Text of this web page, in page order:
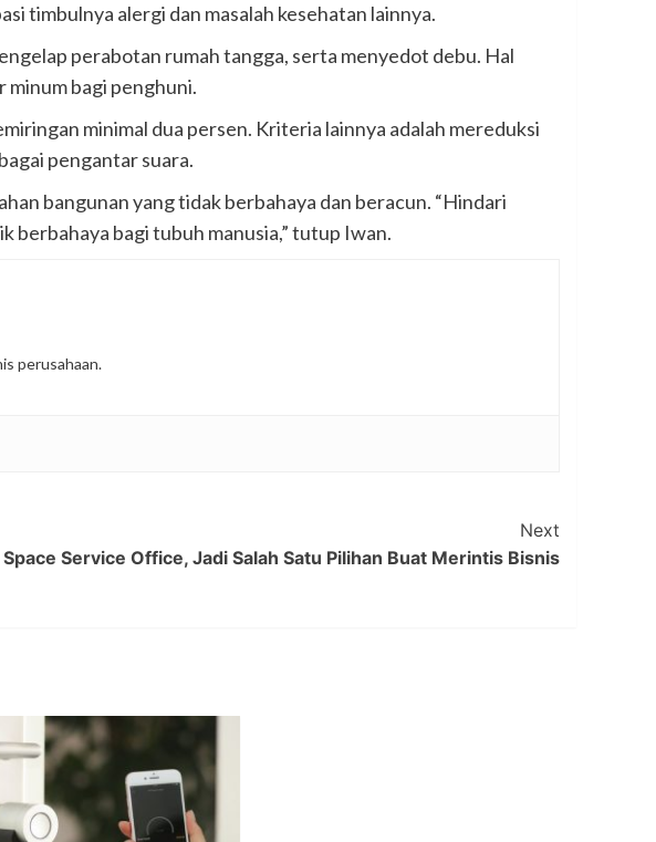
timbulnya alergi dan masalah kesehatan lainnya.
perabotan rumah tangga, serta menyedot debu. Hal
minum bagi penghuni.
minimal dua persen. Kriteria lainnya adalah mereduksi
pengantar suara.
bangunan yang tidak berbahaya dan beracun. “Hindari
berbahaya bagi tubuh manusia,” tutup Iwan.
perusahaan.
Next
Space Service Office, Jadi Salah Satu Pilihan Buat Merintis Bisnis